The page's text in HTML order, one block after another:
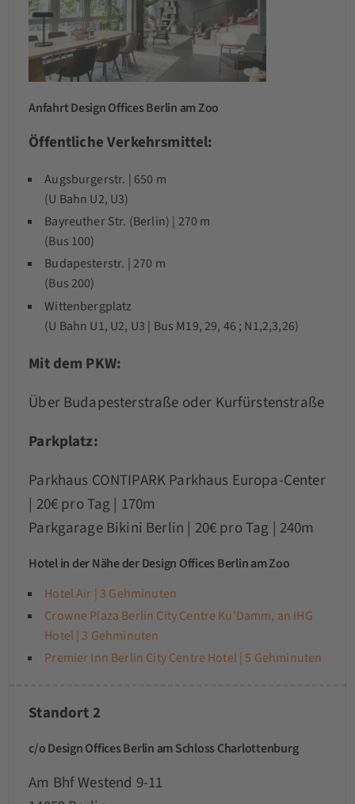
Anfahrt Design Offices Berlin am Zoo
Öffentliche Verkehrsmittel:
Augsburgerstr. | 650 m
(U Bahn U2, U3)
Bayreuther Str. (Berlin) | 270 m
(Bus 100)
Budapesterstr. | 270 m
(Bus 200)
Wittenbergplatz
(U Bahn U1, U2, U3 | Bus M19, 29, 46 ; N1,2,3,26)
Mit dem PKW:
Über Budapesterstraße oder Kurfürstenstraße
Parkplatz:
Parkhaus CONTIPARK Parkhaus Europa-Center
| 20€ pro Tag | 170m
Parkgarage Bikini Berlin | 20€ pro Tag | 240m
Hotel in der Nähe der Design Offices Berlin am Zoo
Hotel Air | 3 Gehminuten
Crowne Plaza Berlin City Centre Ku'Damm, an IHG
Hotel | 3 Gehminuten
Premier Inn Berlin City Centre Hotel | 5 Gehminuten
Standort 2
c/o Design Offices Berlin am Schloss Charlottenburg
Am Bhf Westend 9-11